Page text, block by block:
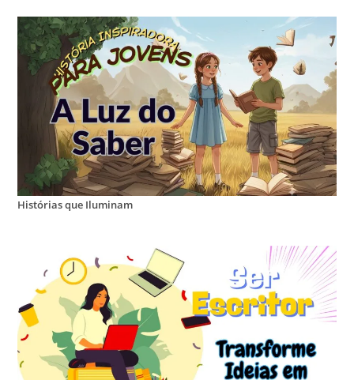
Histórias que Iluminam